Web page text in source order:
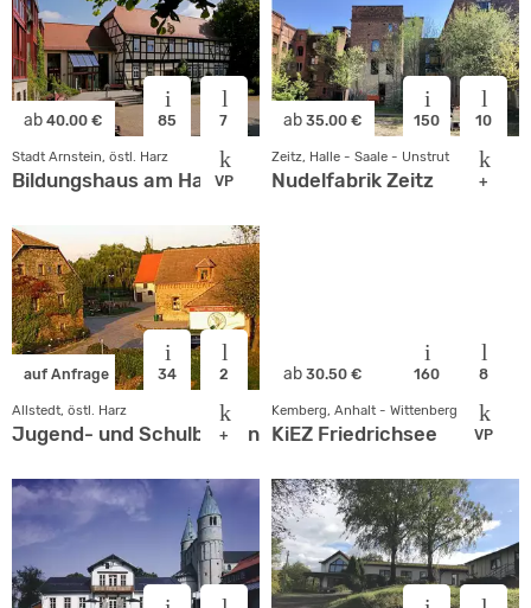
ab 40.00 € 85 7
VP
Stadt Arnstein, östl. Harz
Bildungshaus am Harz
ab 35.00 € 150 10
+
Zeitz, Halle - Saale - Unstrut
Nudelfabrik Zeitz
auf Anfrage 34 2
+
Allstedt, östl. Harz
Jugend- und Schulbauernhof im Gutshof Othal
ab 30.50 € 160 8
VP
Kemberg, Anhalt - Wittenberg
KiEZ Friedrichsee